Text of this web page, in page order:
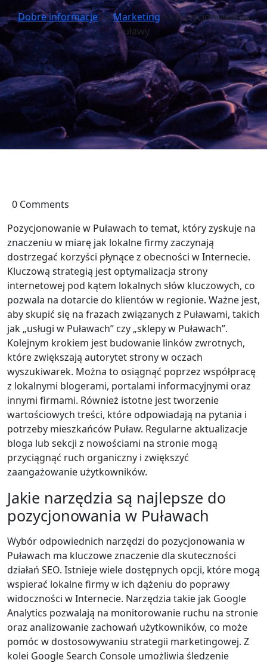
Dobre informacje>>Marketing>> Pozycjonowanie
Puławy
0 Comments
Pozycjonowanie w Puławach to temat, który zyskuje na
znaczeniu w miarę jak lokalne firmy zaczynają
dostrzegać korzyści płynące z obecności w Internecie.
Kluczową strategią jest optymalizacja strony
internetowej pod kątem lokalnych słów kluczowych, co
pozwala na dotarcie do klientów w regionie. Ważne jest,
aby skupić się na frazach związanych z Puławami, takich
jak „usługi w Puławach” czy „sklepy w Puławach”.
Kolejnym krokiem jest budowanie linków zwrotnych,
które zwiększają autorytet strony w oczach
wyszukiwarek. Można to osiągnąć poprzez współpracę
z lokalnymi blogerami, portalami informacyjnymi oraz
innymi firmami. Również istotne jest tworzenie
wartościowych treści, które odpowiadają na pytania i
potrzeby mieszkańców Puław. Regularne aktualizacje
bloga lub sekcji z nowościami na stronie mogą
przyciągnąć ruch organiczny i zwiększyć
zaangażowanie użytkowników.
Jakie narzędzia są najlepsze do
pozycjonowania w Puławach
Wybór odpowiednich narzędzi do pozycjonowania w
Puławach ma kluczowe znaczenie dla skuteczności
działań SEO. Istnieje wiele dostępnych opcji, które mogą
wspierać lokalne firmy w ich dążeniu do poprawy
widoczności w Internecie. Narzędzia takie jak Google
Analytics pozwalają na monitorowanie ruchu na stronie
oraz analizowanie zachowań użytkowników, co może
pomóc w dostosowywaniu strategii marketingowej. Z
kolei Google Search Console umożliwia śledzenie